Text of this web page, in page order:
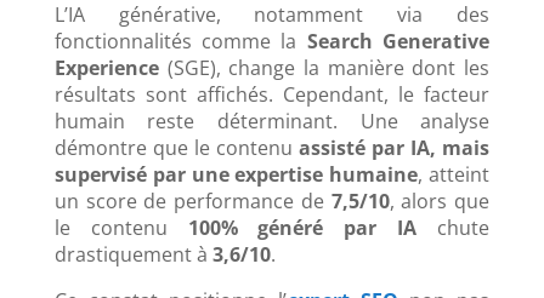
L’IA générative, notamment via des
fonctionnalités comme la Search Generative
Experience(SGE), change la manière dont les
résultats sont affichés. Cependant, le facteur
humain reste déterminant. Une analyse
démontre que le contenuassisté par IA, mais
supervisé par une expertise humaine, atteint
un score de performance de 7,5/10, alors que
le contenu 100% généré par IA chute
drastiquement à 3,6/10.